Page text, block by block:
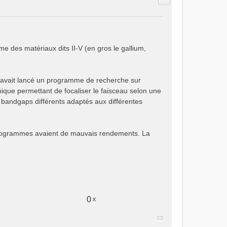
des matériaux dits II-V (en gros le gallium,
lancé un programme de recherche sur
permettant de focaliser le faisceau selon une
différents adaptés aux différentes
avaient de mauvais rendements. La
0 x